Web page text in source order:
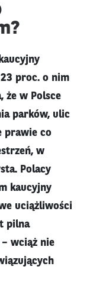
proc. o nim
że w Polsce
parków, ulic
prawie co
w
Polacy
kaucyjny
uciążliwości
pilna
wciąż nie